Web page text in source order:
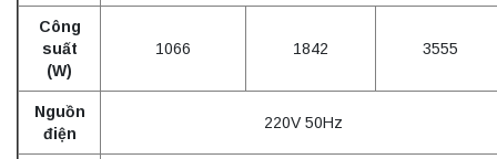
Công
suất
(W)
1066 1842 3555
Nguồn
điện
220V 50Hz